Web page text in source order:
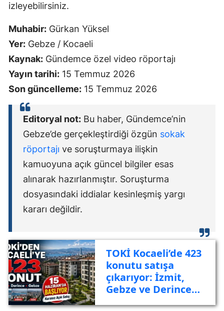
izleyebilirsiniz.
Muhabir: Gürkan Yüksel
Yer: Gebze / Kocaeli
Kaynak: Gündemce özel video röportajı
Yayın tarihi: 15 Temmuz 2026
Son güncelleme: 15 Temmuz 2026
Editoryal not: Bu haber, Gündemce’nin
Gebze’de gerçekleştirdiği özgün sokak
röportajı ve soruşturmaya ilişkin
kamuoyuna açık güncel bilgiler esas
alınarak hazırlanmıştır. Soruşturma
dosyasındaki iddialar kesinleşmiş yargı
kararı değildir.
TOKİ Kocaeli’de 423
konutu satışa
çıkarıyor: İzmit,
Gebze ve Derince